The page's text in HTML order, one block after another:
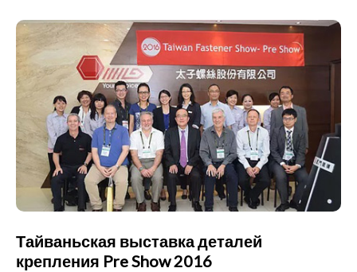
Тайваньская выставка деталей
крепления Pre Show 2016